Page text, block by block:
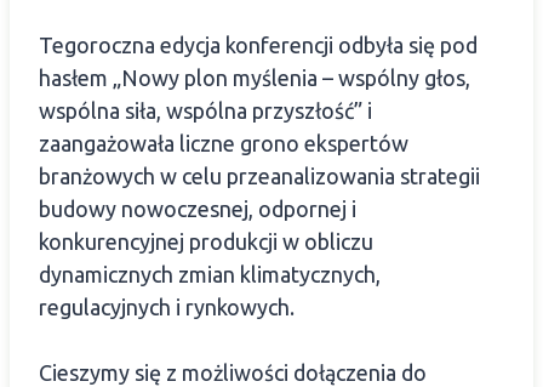
Tegoroczna edycja konferencji odbyła się pod
hasłem „Nowy plon myślenia – wspólny głos,
wspólna siła, wspólna przyszłość” i
zaangażowała liczne grono ekspertów
branżowych w celu przeanalizowania strategii
budowy nowoczesnej, odpornej i
konkurencyjnej produkcji w obliczu
dynamicznych zmian klimatycznych,
regulacyjnych i rynkowych.
Cieszymy się z możliwości dołączenia do